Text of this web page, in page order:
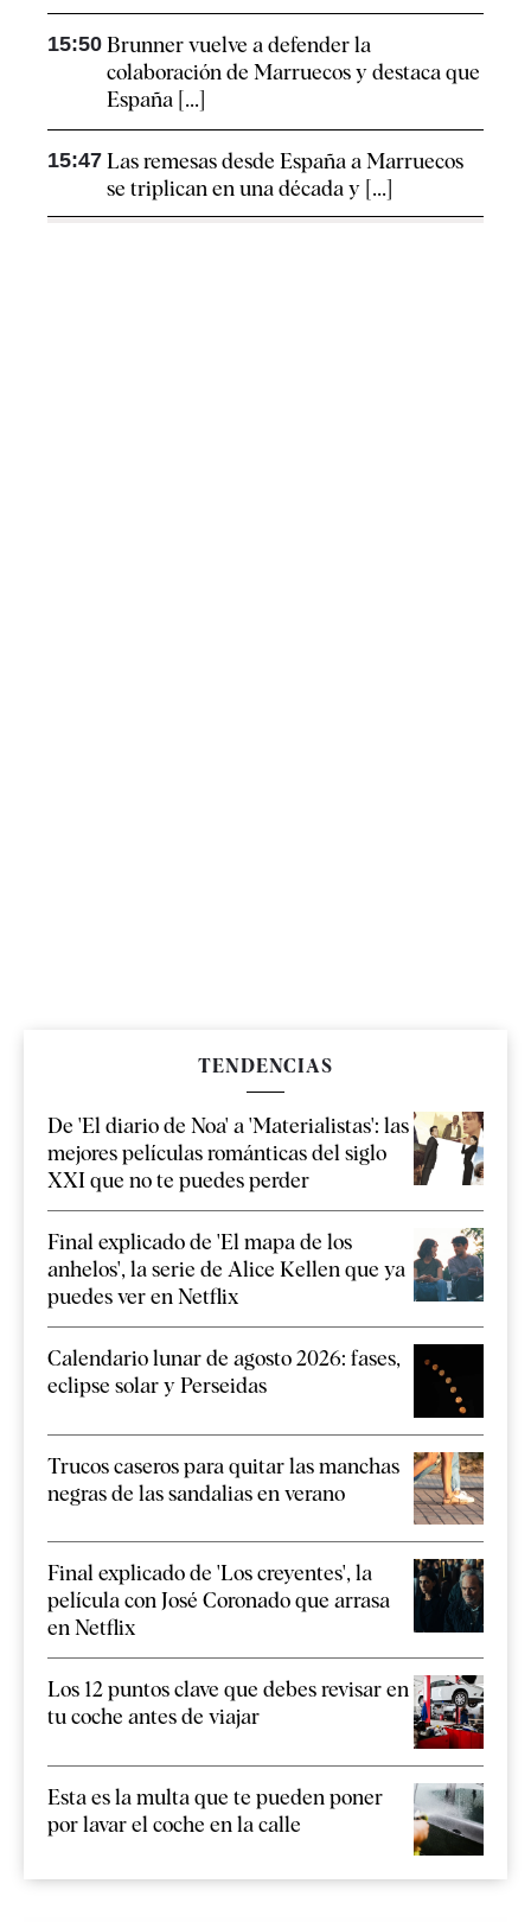
15:50 Brunner vuelve a defender la
colaboración de Marruecos y destaca que
España [...]
15:47 Las remesas desde España a Marruecos
se triplican en una década y [...]
TENDENCIAS
De 'El diario de Noa' a 'Materialistas': las
mejores películas románticas del siglo
XXI que no te puedes perder
Final explicado de 'El mapa de los
anhelos', la serie de Alice Kellen que ya
puedes ver en Netflix
Calendario lunar de agosto 2026: fases,
eclipse solar y Perseidas
Trucos caseros para quitar las manchas
negras de las sandalias en verano
Final explicado de 'Los creyentes', la
película con José Coronado que arrasa
en Netflix
Los 12 puntos clave que debes revisar en
tu coche antes de viajar
Esta es la multa que te pueden poner
por lavar el coche en la calle